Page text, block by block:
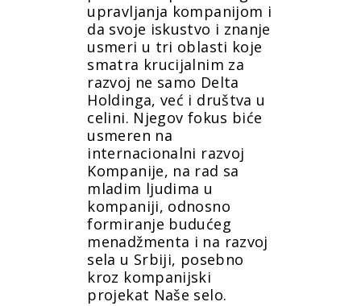
upravljanja kompanijom i
da svoje iskustvo i znanje
usmeri u tri oblasti koje
smatra krucijalnim za
razvoj ne samo Delta
Holdinga, već i društva u
celini. Njegov fokus biće
usmeren na
internacionalni razvoj
Kompanije, na rad sa
mladim ljudima u
kompaniji, odnosno
formiranje budućeg
menadžmenta i na razvoj
sela u Srbiji, posebno
kroz kompanijski
projekat Naše selo.